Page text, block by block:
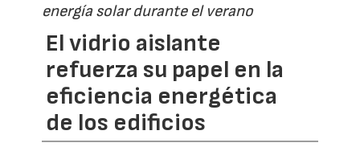
energía solar durante el verano
El vidrio aislante
refuerza su papel en la
eficiencia energética
de los edificios